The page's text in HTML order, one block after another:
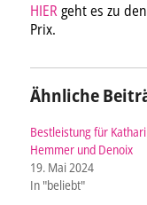
HIERgeht es zu
Prix.
Ähnliche
Bestleistung für
Hemmer und Denoix ­ ­ ­­
19. Mai 2024
In "beliebt"